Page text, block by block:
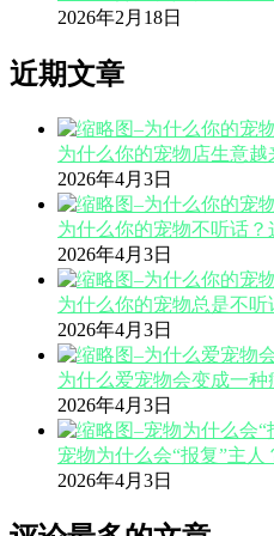
2026年2月18日
近期文章
为什么你的宠物店生意
2026年4月3日
为什么你的宠物不听话
2026年4月3日
为什么你的宠物总是不
2026年4月3日
为什么爱宠物会变成一
2026年4月3日
宠物为什么会“报复”主人
2026年4月3日